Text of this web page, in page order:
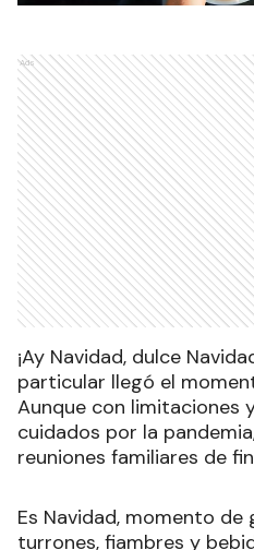
Ads
¡Ay Navidad, dulce
particular llegó el
Aunque con limitaciones
cuidados por la
reuniones familiares de
Es Navidad, momento de
turrones, fiambres y